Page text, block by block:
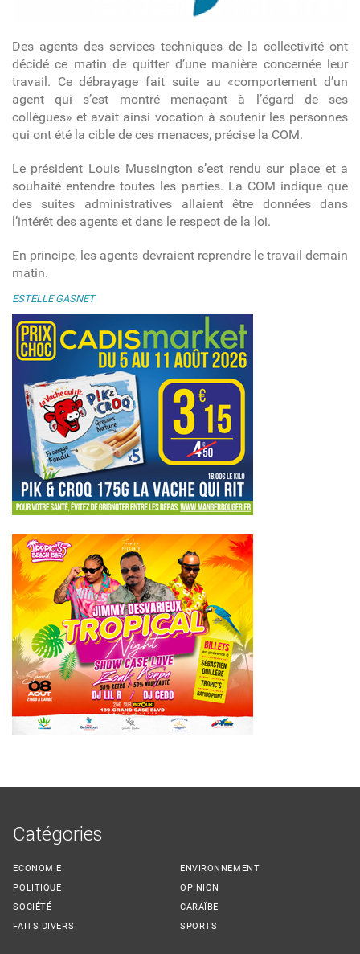
Des agents des services techniques de la collectivité ont
décidé ce matin de quitter d’une manière concernée leur
travail. Ce débrayage fait suite au «comportement d’un
agent qui s’est montré menaçant à l’égard de ses
collègues» et avait ainsi vocation à soutenir les personnes
qui ont été la cible de ces menaces, précise la COM.
Le président Louis Mussington s’est rendu sur place et a
souhaité entendre toutes les parties. La COM indique que
des suites administratives allaient être données dans
l’intérêt des agents et dans le respect de la loi.
En principe, les agents devraient reprendre le travail demain
matin.
ESTELLE GASNET
Catégories
ECONOMIE
POLITIQUE
SOCIÉTÉ
FAITS DIVERS
ENVIRONNEMENT
OPINION
CARAÏBE
SPORTS